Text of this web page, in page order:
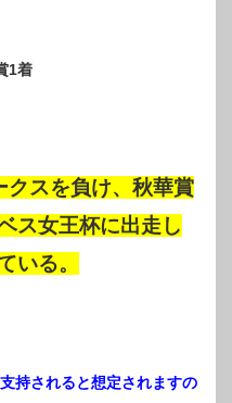
1着
クスを負け、秋華賞
ス女王杯に出走し
いる。
持されると想定されますの